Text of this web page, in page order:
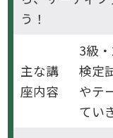
う！
主な講
座内容
3級
検定
やテ
てい